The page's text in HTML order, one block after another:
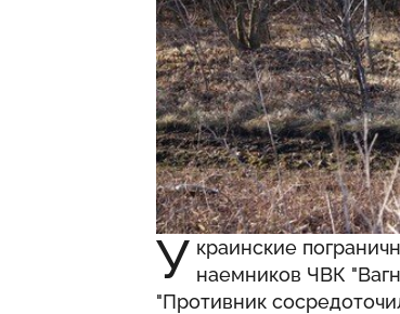
У краинские
наемников ЧВК
"Противник